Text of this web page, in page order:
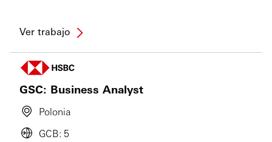
Ver trabajo
GSC: Business Analyst
Polonia
GCB: 5